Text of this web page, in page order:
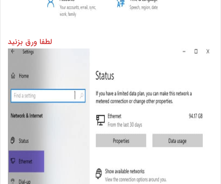
لطفا ورق بزنید